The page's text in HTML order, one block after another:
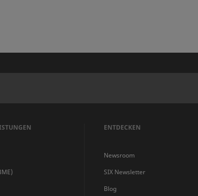
ENTDECKEN
Newsroom
SIX Newsletter
Blog